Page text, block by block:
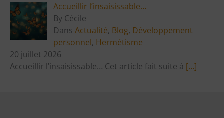
Accueillir l’insaisissable…
By Cécile
Dans Actualité, Blog, Développement
personnel, Hermétisme
20 juillet 2026
Accueillir l’insaisissable… Cet article fait suite à […]